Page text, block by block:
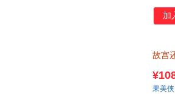
加
故宫
果美侠